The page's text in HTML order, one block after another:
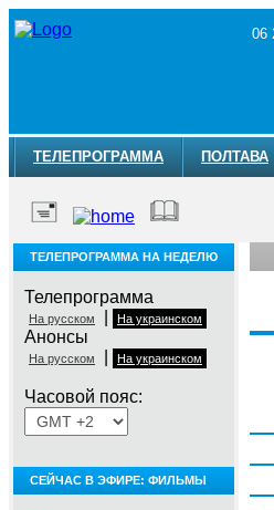
06
ТЕЛЕПРОГРАММА ПОЛТАВА
ТЕЛЕПРОГРАММА НА НЕДЕЛЮ
Телепрограмма
На русском На украинском
Анонсы
На русском На украинском
Часовой пояс:
СЕЙЧАС В ЭФИРЕ: ФИЛЬМЫ